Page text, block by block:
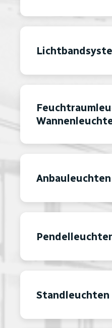
Anbauleuchten
Standleuchten